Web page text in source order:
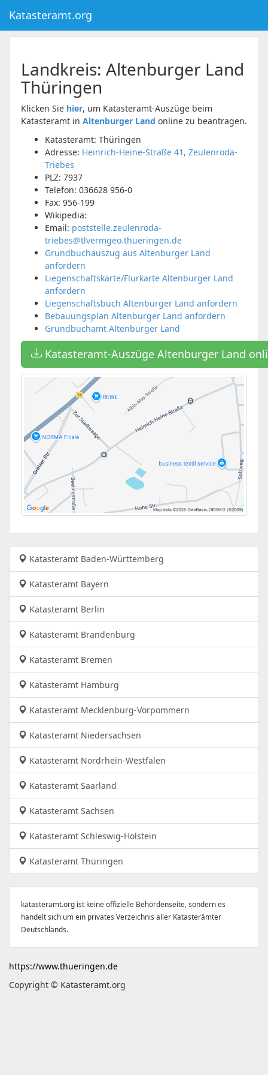
Katasteramt.org
Landkreis: Altenburger Land
Thüringen
Klicken Sie hier, um Katasteramt-Auszüge beim
Katasteramt in Altenburger Land online zu beantragen.
Katasteramt: Thüringen
Adresse: Heinrich-Heine-Straße 41, Zeulenroda-
Triebes
PLZ: 7937
Telefon: 036628 956-0
Fax: 956-199
Wikipedia:
Email: poststelle.zeulenroda-
triebes@tlvermgeo.thueringen.de
Grundbuchauszug aus Altenburger Land
anfordern
Liegenschaftskarte/Flurkarte Altenburger Land
anfordern
Liegenschaftsbuch Altenburger Land anfordern
Bebauungsplan Altenburger Land anfordern
Grundbuchamt Altenburger Land
Katasteramt-Auszüge Altenburger Land
Katasteramt Baden-Württemberg
Katasteramt Bayern
Katasteramt Berlin
Katasteramt Brandenburg
Katasteramt Bremen
Katasteramt Hamburg
Katasteramt Mecklenburg-Vorpommern
Katasteramt Niedersachsen
Katasteramt Nordrhein-Westfalen
Katasteramt Saarland
Katasteramt Sachsen
Katasteramt Schleswig-Holstein
Katasteramt Thüringen
katasteramt.org ist keine offizielle Behördenseite, sondern es
handelt sich um ein privates Verzeichnis aller Katasterämter
Deutschlands.
https://www.thueringen.de
Copyright © Katasteramt.org